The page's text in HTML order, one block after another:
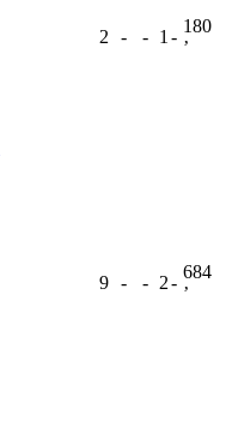
2 - - 1 -
180
ʼ
9 - - 2-
684
ʼ